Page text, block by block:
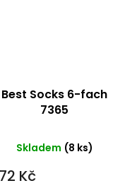
Best Socks 6-fach
7365
Skladem (8 ks)
Kč